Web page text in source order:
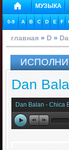
МУЗЫКА
0-9 A B C D E F
главная » D »
Dan
Dan Balan - Chica